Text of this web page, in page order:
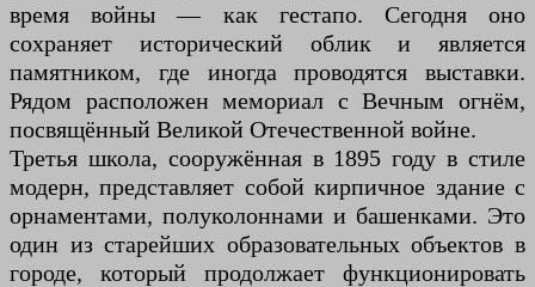
время войны — как гестапо. Сегодня оно
сохраняет исторический облик и является
памятником, где иногда проводятся выставки.
Рядом расположен мемориал с Вечным огнём,
посвящённый Великой Отечественной войне.
Третья школа, сооружённая в 1895 году в стиле
модерн, представляет собой кирпичное здание с
орнаментами, полуколоннами и башенками. Это
один из старейших образовательных объектов в
городе, который продолжает функционировать